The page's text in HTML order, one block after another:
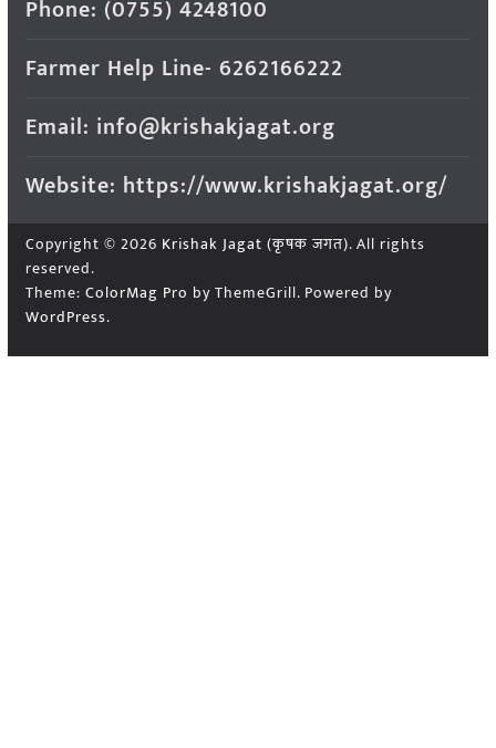
Phone: (0755) 4248100
Farmer Help Line- 6262166222
Email: info@krishakjagat.org
Website: https://www.krishakjagat.org/
Copyright © 2026 Krishak Jagat (कृषक जगत). All rights
reserved.
Theme: ColorMag Pro by ThemeGrill. Powered by
WordPress.